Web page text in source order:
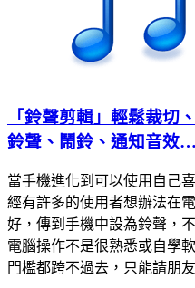
「鈴聲剪輯」輕鬆裁切
鈴聲、鬧鈴、通知音效…
當手機進化到可以使用自己
經有許多的使用者想辦法在
好，傳到手機中設為鈴聲，
電腦操作不是很熟悉或自學
門檻都跨不過去，只能請朋